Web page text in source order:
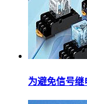
为避免信号